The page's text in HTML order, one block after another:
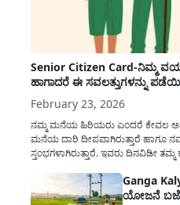
Senior Citizen Card-ನಿಮ್ಮ
ಹಾಗಾದರೆ ಈ ಸವಲತ್ತುಗಳನ್ನು
February 23, 2026
ನಮ್ಮ ಮನೆಯ ಹಿರಿಯರು ಎಂದರೆ ಕೇವಲ
ಮನೆಯ ದಾರಿ ದೀಪವಾಗಿರುತ್ತಾರೆ ಹಾಗೂ
ಸ್ತಂಭಗಳಾಗಿರುತ್ತಾರೆ. ಇವರು ದಿನವಿಡೀ ತಮ್ಮ
ನೆಮ್ಮದಿಯಿಂದ ಕಳೆಯಬೇಕೆಂಬುದು
ಸರ್ಕಾರವು ಹಿರಿಯ ನಾಗರಿಕರ ಗುರುತಿನ
Ganga
ಯೋಜನೆ